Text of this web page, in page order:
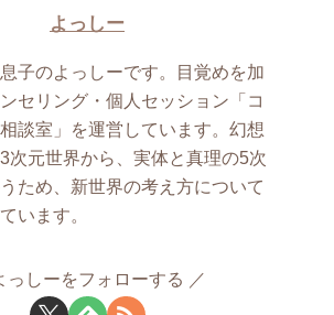
よっしー
子のよっしーです。目覚めを加
セリング・個人セッション「コ
談室」を運営しています。幻想
次元世界から、実体と真理の5次
ため、新世界の考え方について
います。
っしーをフォローする